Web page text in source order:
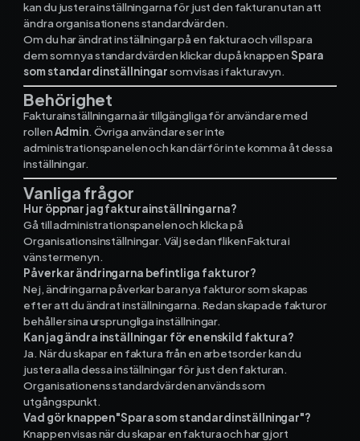
kan du justera inställningarna för just den fakturan utan att
ändra organisationens standardvärden.
Om du har ändrat inställningar på en faktura och vill spara
dem som nya standardvärden klickar du på knappenSpara
som standardinställningarsom visas i fakturavyn.
Behörighet
Fakturainställningarna är tillgängliga för användare med
rollenAdmin. Övriga användare ser inte
administrationspanelen och kan därför inte komma åt dessa
inställningar.
Vanliga frågor
Hur öppnar jag fakturainställningarna?
Gå till administrationspanelen och klicka på
Organisationsinställningar. Välj sedan fliken Faktura i
vänstermenyn.
Påverkar ändringarna befintliga fakturor?
Nej, ändringarna påverkar bara nya fakturor som skapas
efter att du ändrat inställningarna. Redan skapade fakturor
behåller sina ursprungliga inställningar.
Kan jag ändra inställningar för en enskild faktura?
Ja. När du skapar en faktura från en arbetsorder kan du
justera alla dessa inställningar för just den fakturan.
Organisationens standardvärden används som
utgångspunkt.
Vad gör knappen "Spara som standardinställningar"?
Knappen visas när du skapar en faktura och har gjort